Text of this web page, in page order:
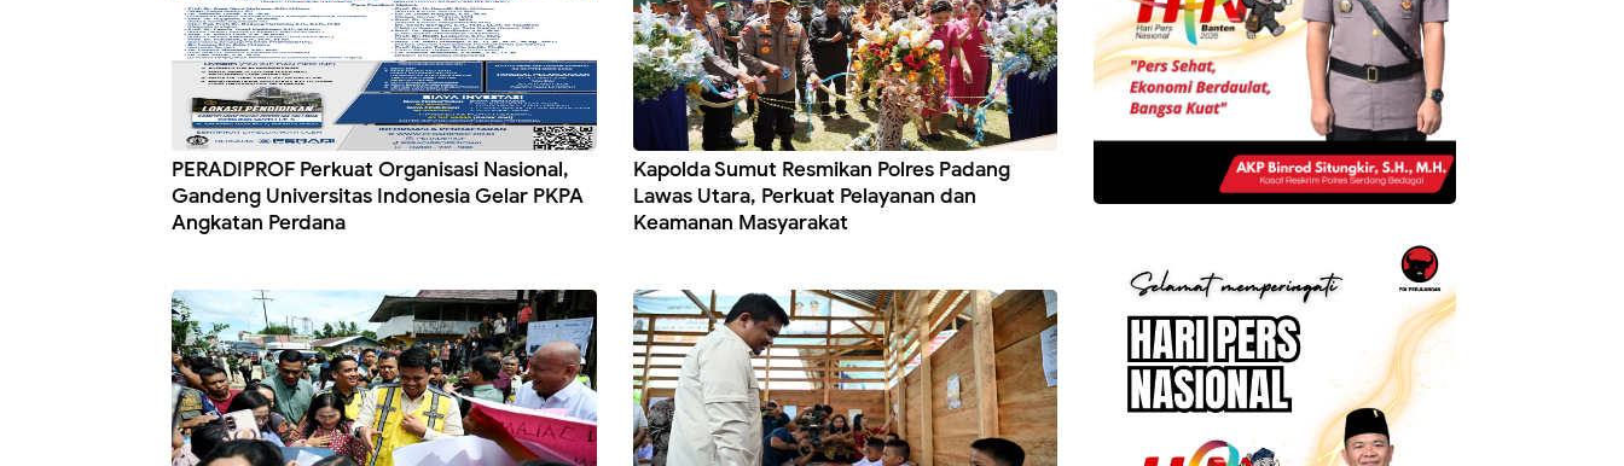
PERADIPROF Perkuat Organisasi Nasional,
Gandeng Universitas Indonesia Gelar PKPA
Angkatan Perdana
Kapolda Sumut Resmikan Polres Padang
Lawas Utara, Perkuat Pelayanan dan
Keamanan Masyarakat